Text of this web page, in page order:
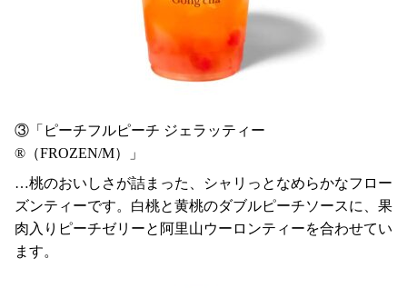
③「ピーチフルピーチ ジェラッティー
®（FROZEN/M）」
…桃のおいしさが詰まった、シャリっとなめらかなフロー
ズンティーです。白桃と黄桃のダブルピーチソースに、果
肉入りピーチゼリーと阿里山ウーロンティーを合わせてい
ます。